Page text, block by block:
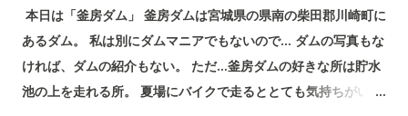
本日は「釜房ダム」 釜房ダムは宮城県の県南の柴田郡川崎町に
あるダム。 私は別にダムマニアでもないので… ダムの写真もな
ければ、ダムの紹介もない。 ただ…釜房ダムの好きな所は貯水
池の上を走れる所。 夏場にバイクで走るととても気持ちがい